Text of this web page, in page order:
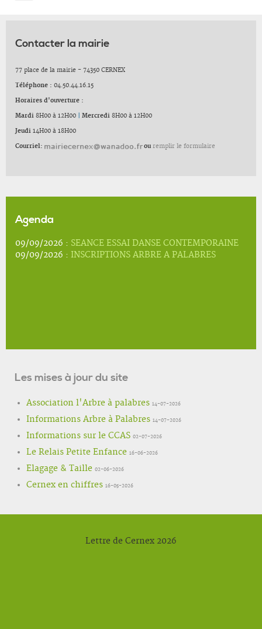
Contacter la mairie
77 place de la mairie - 74350 CERNEX
Téléphone : 04.50.44.16.15
Horaires d'ouverture :
Mardi 8H00 à 12H00 Mercredi 8H00 à 12H00
Jeudi 14H00 à 18H00
Courriel: ou remplir le formulaire
Agenda
09/09/2026 : SEANCE ESSAI DANSE CONTEMPORAINE
09/09/2026 : INSCRIPTIONS ARBRE A PALABRES
Les mises à jour du site
Association l'Arbre à palabres 14-07-2026
Informations Arbre à Palabres 14-07-2026
Informations sur le CCAS 02-07-2026
Le Relais Petite Enfance 16-06-2026
Elagage & Taille 02-06-2026
Cernex en chiffres 16-05-2026
Lettre de Cernex 2026